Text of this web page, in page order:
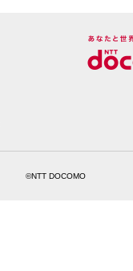
©NTT DOCOMO